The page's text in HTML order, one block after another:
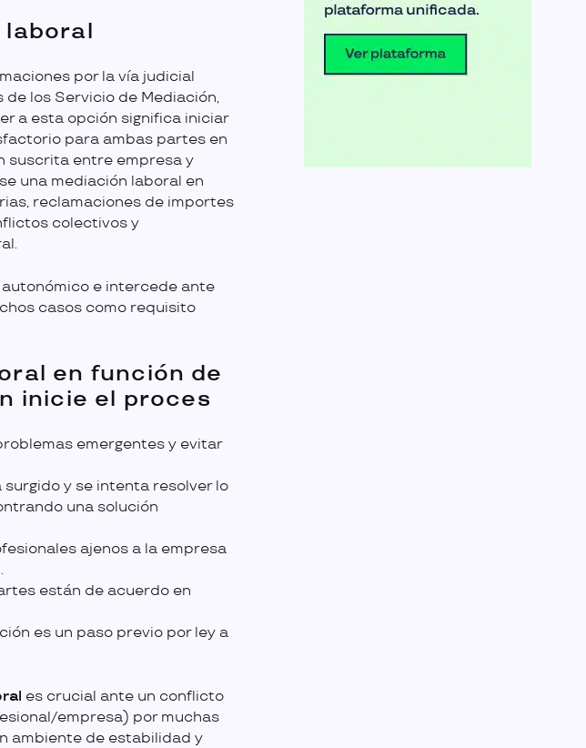
laboral
por la vía judicial
los Servicio de Mediación,
a esta opción significa iniciar
para ambas partes en
suscrita entre empresa y
una mediación laboral en
reclamaciones de importes
colectivos y
e intercede ante
casos como requisito
en función de
inicie el proces
emergentes y evitar
y se intenta resolver lo
una solución
ajenos a la empresa
están de acuerdo en
es un paso previo por ley a
es crucial ante un conflicto
empresa) por muchas
ambiente de estabilidad y